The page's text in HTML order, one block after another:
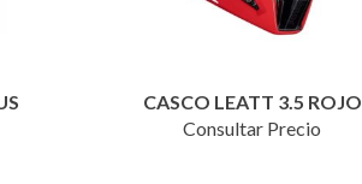
CASCO LEATT 3.5 ROJO
Consultar Precio